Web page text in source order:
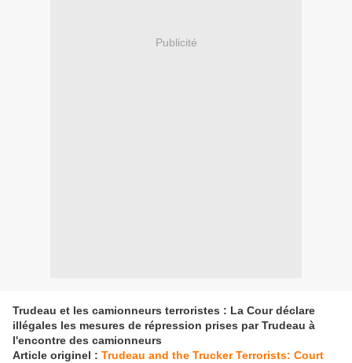
Publicité
Trudeau et les camionneurs terroristes : La Cour déclare
illégales les mesures de répression prises par Trudeau à
l'encontre des camionneurs
Article originel : Trudeau and the Trucker Terrorists: Court